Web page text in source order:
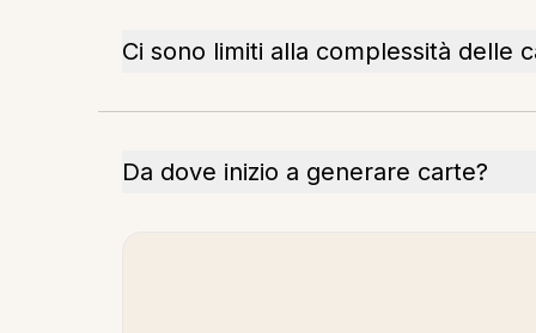
Ci sono limiti alla complessità delle
Da dove inizio a generare carte?